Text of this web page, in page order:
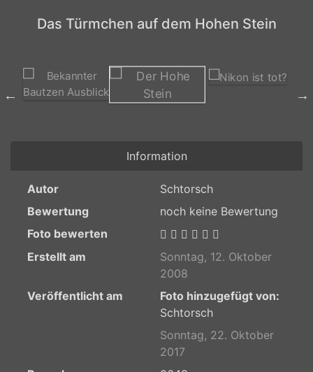
Das Türmchen auf dem Hohen Stein
Information
Autor
Schtorsch
Bewertung
noch keine Bewertung
Foto bewerten
Erstellt am
Sonntag, 12. Oktober
2008
Veröffentlicht am
Foto hinzugefügt von:
Schtorsch
Sonntag, 22. Oktober
2017